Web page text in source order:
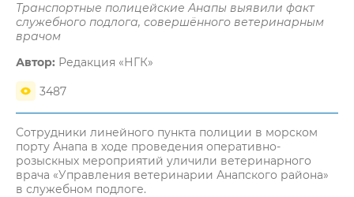
Транспортные полицейские Анапы выявили факт
служебного подлога, совершённого ветеринарным
врачом
Автор: Редакция «НГК»
3487
Сотрудники линейного пункта полиции в морском
порту Анапа в ходе проведения оперативно-
розыскных мероприятий уличили ветеринарного
врача «Управления ветеринарии Анапского района»
в служебном подлоге.